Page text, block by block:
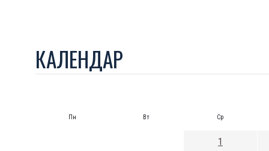
КАЛЕНДАР
Пн Вт Ср
1